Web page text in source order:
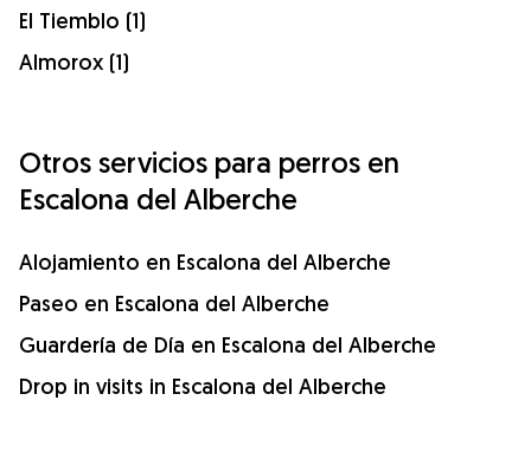
El Tiemblo (1)
Almorox (1)
Otros servicios para perros en
Escalona del Alberche
Alojamiento en Escalona del Alberche
Paseo en Escalona del Alberche
Guardería de Día en Escalona del Alberche
Drop in visits in Escalona del Alberche